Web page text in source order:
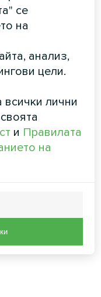
67%
+ 15%
MBasic
MHCS 035
3 кВт.
по-често,
са условни
от
на
се
на
анализ,
цели.
лични
и Правилата
на